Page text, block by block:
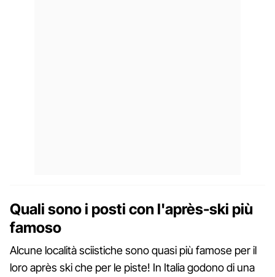
Quali sono i posti con l'après-ski più
famoso
Alcune località sciistiche sono quasi più famose per il
loro après ski che per le piste! In Italia godono di una